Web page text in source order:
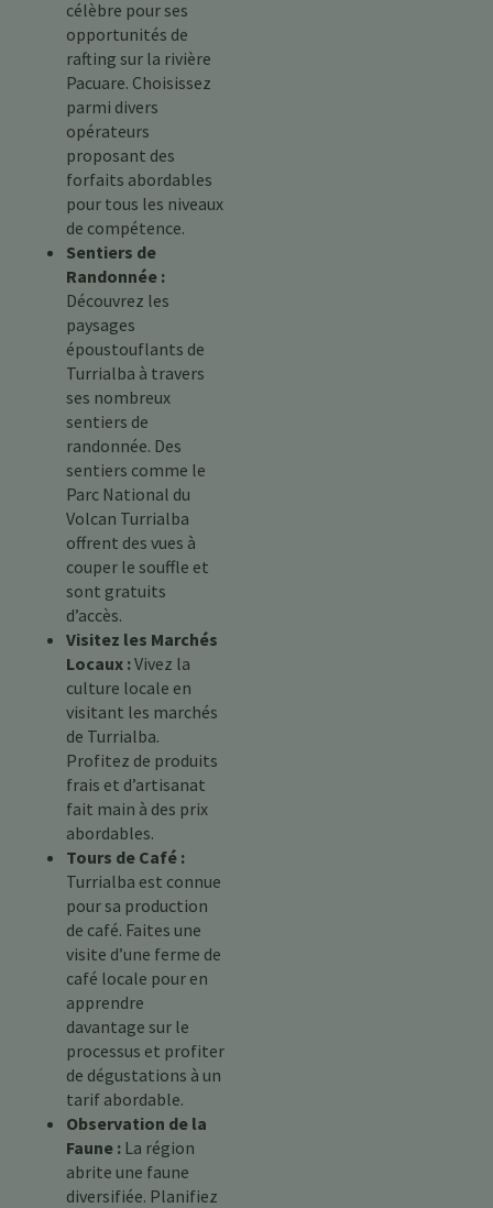
célèbre pour ses
opportunités de
rafting sur la rivière
Pacuare. Choisissez
parmi divers
opérateurs
proposant des
forfaits abordables
pour tous les niveaux
de compétence.
Sentiers de
Randonnée :
Découvrez les
paysages
époustouflants de
Turrialba à travers
ses nombreux
sentiers de
randonnée. Des
sentiers comme le
Parc National du
Volcan Turrialba
offrent des vues à
couper le souffle et
sont gratuits
d’accès.
Visitez les Marchés
Locaux :Vivez la
culture locale en
visitant les marchés
de Turrialba.
Profitez de produits
frais et d’artisanat
fait main à des prix
abordables.
Tours de Café :
Turrialba est connue
pour sa production
de café. Faites une
visite d’une ferme de
café locale pour en
apprendre
davantage sur le
processus et profiter
de dégustations à un
tarif abordable.
Observation de la
Faune : La région
abrite une faune
diversifiée. Planifiez